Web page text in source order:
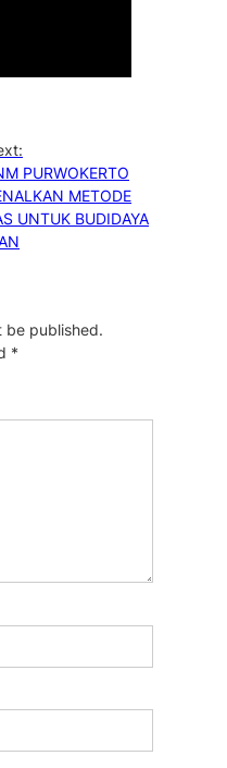
PURWOKERTO
METODE
UNTUK BUDIDAYA
be published.
*